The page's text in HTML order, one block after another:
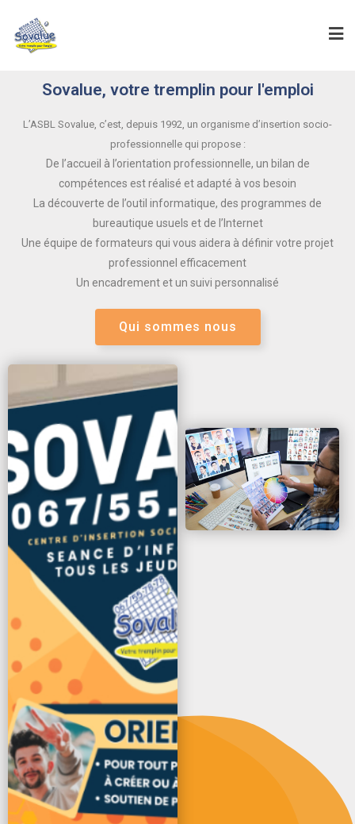
Sovalue, votre tremplin pour l'emploi
L’ASBL Sovalue, c’est, depuis 1992, un organisme d’insertion socio-
professionnelle qui propose :
De l’accueil à l’orientation professionnelle, un bilan de
compétences est réalisé et adapté à vos besoin
La découverte de l’outil informatique, des programmes de
bureautique usuels et de l’Internet
Une équipe de formateurs qui vous aidera à définir votre projet
professionnel efficacement
Un encadrement et un suivi personnalisé
Qui sommes nous